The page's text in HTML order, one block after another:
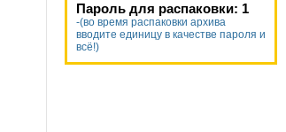
Пароль для распаковки: 1
-(во время распаковки архива
вводите единицу в качестве пароля и
всё!)